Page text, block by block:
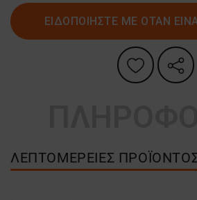
ΕΙΔΟΠΟΙΗΣΤΕ ΜΕ ΟΤΑΝ
ΛΕΠΤΟΜΈΡΕΙΕΣ